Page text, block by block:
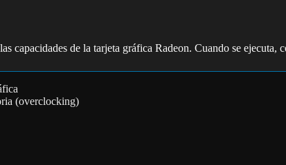
capacidades de la tarjeta gráfica Radeon. Cuando se ejecuta,
(overclocking)